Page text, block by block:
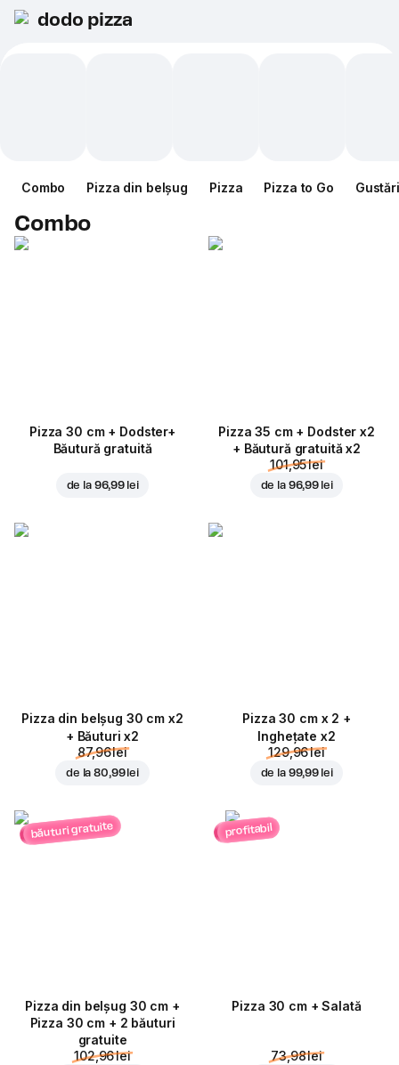
dodo pizza
Combo Pizza din belșug Pizza Pizza to Go Gustări
Combo
Pizza 30 cm + Dodster+
Băutură gratuită
de la 96,99 lei
Pizza 35 cm + Dodster x2
+ Băutură gratuită x2
101,95 lei
de la 96,99 lei
Pizza din belșug 30 cm x2
+ Băuturi x2
87,96 lei
de la80,99 lei
Pizza 30 cm x 2 +
Inghețate x2
129,96 lei
de la 99,99 lei
băuturi gratuite
Pizza din belșug 30 cm +
Pizza 30 cm + 2 băuturi
gratuite
102,96 lei
profitabil
Pizza 30 cm + Salată
73,98 lei